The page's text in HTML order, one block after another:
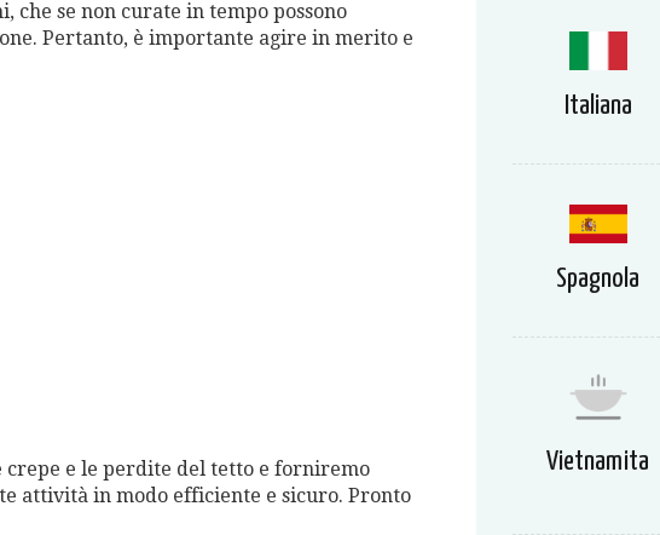
se non curate in tempo possono
Pertanto, è importante agire in merito e
crepe e le perdite del tetto e forniremo
attività in modo efficiente e sicuro. Pronto
Italiana
Spagnola
Vietnamita